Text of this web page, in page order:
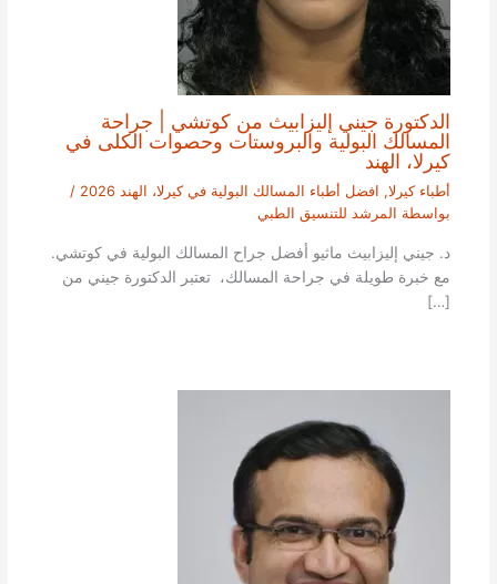
الدكتورة جيني إليزابيث من كوتشي | جراحة
المسالك البولية والبروستات وحصوات الكلى في
كيرلا، الهند
أطباء كيرلا, افضل أطباء المسالك البولية في كيرلا، الهند 2026
/
بواسطة المرشد للتنسيق الطبي
د. جيني إليزابيث ماثيو أفضل جراح المسالك البولية في كوتشي.
مع خبرة طويلة في جراحة المسالك، تعتبر الدكتورة جيني من
[…]